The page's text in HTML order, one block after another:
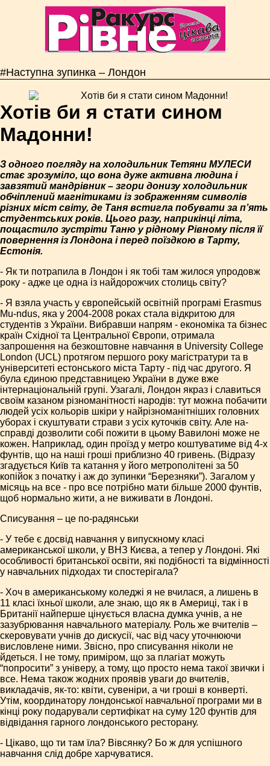
#Наступна зупинка – Лондон
Хотів би я стати сином
Мадонни!
З одного погляду на холодильник Тетяни МУЛЕСИ
стає зрозуміло, що вона дуже активна людина і
завзятий мандрівник – згори донизу холодильник
обчіплений магнітиками із зображенням символів
різних міст світу, де Таня встигла побувати за п’ять
студентських років. Цього разу, наприкінці літа,
пощастило зустріти Таню у рідному Рівному після її
повернення із Лондона і перед поїздкою в Тарту,
Естонія.
- Як ти потрапила в Лондон і як тобі там жилося упродовж
року - адже це одна із найдорожчих столиць світу?
- Я взяла участь у європейській освітній програмі Erasmus
Mu-ndus, яка у 2004-2008 роках стала відкритою для
студентів з України. Вибравши напрям - економіка та бізнес
країн Східної та Центральної Європи, отримала
запрошення на безкоштовне навчання в University College
London (UCL) протягом першого року магістратури та в
університеті естонського міста Тарту - під час другого. Я
була єдиною представницею України в дуже вже
інтернаціональній групі. Узагалі, Лондон якраз і славиться
своїм казаном різноманітності народів: тут можна побачити
людей усіх кольорів шкіри у найрізноманітніших головних
уборах і скуштувати страви з усіх куточків світу. Але на-
справді дозволити собі пожити в цьому Вавилоні може не
кожен. Наприклад, один проїзд у метро коштуватиме від 4-х
фунтів, що на наші гроші приблизно 40 гривень. (Відразу
згадується Київ та катання у його метрополітені за 50
копійок з початку і аж до зупинки “Березняки”). Загалом у
місяць на все - про все потрібно мати більше 2000 фунтів,
щоб нормально жити, а не виживати в Лондоні.
Списування – це по-радянськи
- У тебе є досвід навчання у випускному класі
американської школи, у ВНЗ Києва, а тепер у Лондоні. Які
особливості британської освіти, які подібності та відмінності
у навчальних підходах ти спостерігала?
- Хоч в американському коледжі я не вчилася, а лишень в
11 класі їхньої школи, але знаю, що як в Америці, так і в
Британії найперше цінується власна думка учнів, а не
зазубрювання навчального матеріалу. Роль же вчителів –
скеровувати учнів до дискусії, час від часу уточнюючи
висловлене ними. Звісно, про списування ніколи не
йдеться. І не тому, приміром, що за плагіат можуть
“попросити” з універу, а тому, що просто нема такої звички і
все. Нема також жодних проявів уваги до вчителів,
викладачів, як-то: квіти, сувеніри, а чи гроші в конверті.
Утім, координатору лондонської навчальної програми ми в
кінці року подарували сертифікат на суму 120 фунтів для
відвідання гарного лондонського ресторану.
- Цікаво, що ти там їла? Вівсянку? Бо ж для успішного
навчання слід добре харчуватися.